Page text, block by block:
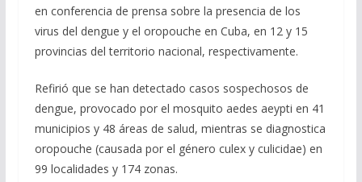
b
o
o
k
gr
a
m
s
A
p
p
l p
ar
ti
r
en conferencia de prensa sobre la presencia de los
virus del dengue y el oropouche en Cuba, en 12 y 15
provincias del territorio nacional, respectivamente.
Refirió que se han detectado casos sospechosos de
dengue, provocado por el mosquito aedes aeypti en 41
municipios y 48 áreas de salud, mientras se diagnostica
oropouche (causada por el género culex y culicidae) en
99 localidades y 174 zonas.